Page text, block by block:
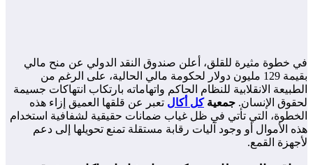
في خطوة مثيرة للقلق، أعلن صندوق النقد الدولي عن منح مالي
بقيمة 129 مليون دولار لحكومة مالي الحالية، على الرغم من
الطبيعة الانقلابية للنظام الحاكم واتهاماته بارتكاب انتهاكات جسيمة
لحقوق الإنسان. جمعيةكل أكال تعبر عن قلقها العميق إزاء هذه
الخطوة، التي تأتي في ظل غياب ضمانات حقيقية لشفافية استخدام
هذه الأموال أو وجود آليات رقابة مستقلة تمنع تحويلها إلى دعم
لأجهزة القمع.